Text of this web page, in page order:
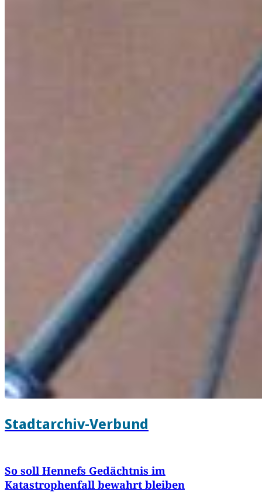
Stadtarchiv-Verbund
So soll Hennefs Gedächtnis im
Katastrophenfall bewahrt bleiben